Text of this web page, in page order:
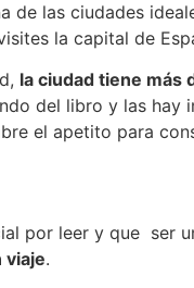
de las ciudades
la capital de
la ciudad tiene más
del libro y las
el apetito para
por leer y que ser
viaje.